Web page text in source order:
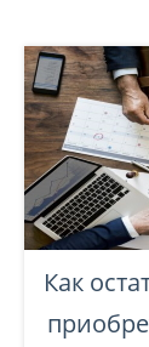
Как